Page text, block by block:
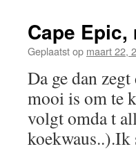
Cape Epic,
Geplaatst op maart 22,
Da ge dan
mooi is om te
volgt omda t